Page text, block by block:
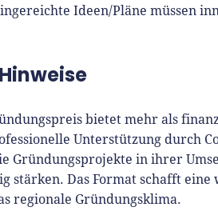
Ideen/Pläne müssen
bietet mehr als
Unterstützung durch
Gründungsprojekte in ihrer
stärken. Das Format schafft
regionale Gründungsklima.